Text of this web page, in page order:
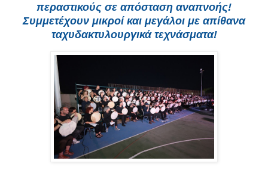
περαστικούς σε απόσταση αναπνοής!
Συμμετέχουν μικροί και μεγάλοι με απίθανα
ταχυδακτυλουργικά τεχνάσματα!